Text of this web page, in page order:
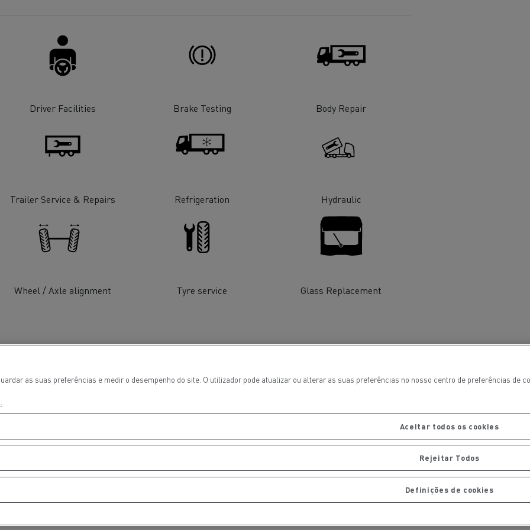
Renault Trucks E-tech
D Wide
T 01 Racing
Sucção águas residuais Manutenção de pavimentos
a revolução do camião
Instalação e manutenção de infra-
estruturas de carregamento para
Driver Facilities Brake Testing Body Repair
Trailer Service & Repairs Refrigeration Hydraulic
Wheel / Axle alignment Tyre service Glass Replacement
as suas preferências e medir o desempenho do site. O utilizador pode atualizar ou alterar as suas preferências no nosso centro de preferências de
Aceitar todos os cookies
Rejeitar Todos
Definições de cookies